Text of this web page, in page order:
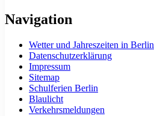
Navigation
Wetter und Jahreszeiten in Berlin
Datenschutzerklärung
Impressum
Sitemap
Schulferien Berlin
Blaulicht
Verkehrsmeldungen